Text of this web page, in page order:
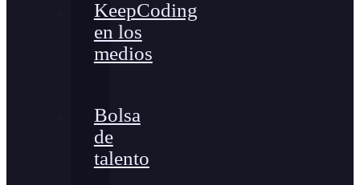
KeepCoding
en los
medios
Bolsa
de
talento